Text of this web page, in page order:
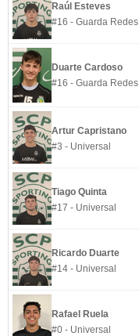
Raúl Esteves
#16 - Guarda Redes
Duarte Cardoso
#16 - Guarda Redes
Artur Capristano
#3 - Universal
Tiago Quinta
#17 - Universal
Ricardo Duarte
#14 - Universal
Rafael Ruela
#0 - Universal